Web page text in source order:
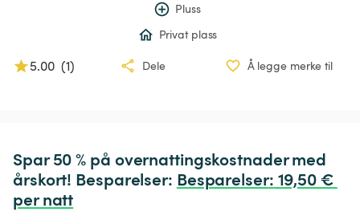
Pluss
Privat plass
5.00 (1) Dele Å legge merke til
Spar 50 % på overnattingskostnader med
årskort! Besparelser: Besparelser: 19,50 €
per natt